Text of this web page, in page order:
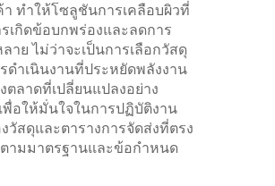
ทำให้โซลูชันการเคลือบผิวที่
กิดข้อบกพร่องและลดการ
ย ไม่ว่าจะเป็นการเลือกวัสดุ
ดำเนินงานที่ประหยัดพลังงาน
ลาดที่เปลี่ยนแปลงอย่าง
พื่อให้มั่นใจในการปฏิบัติงาน
สดุและตารางการจัดส่งที่ตรง
ามมาตรฐานและข้อกำหนด